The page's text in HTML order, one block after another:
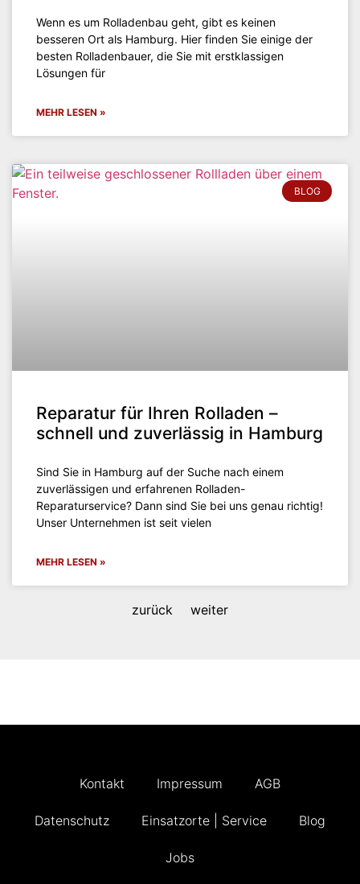
Wenn es um Rolladenbau geht, gibt es keinen
besseren Ort als Hamburg. Hier finden Sie einige der
besten Rolladenbauer, die Sie mit erstklassigen
Lösungen für
MEHR LESEN »
BLOG
Reparatur für Ihren Rolladen –
schnell und zuverlässig in Hamburg
Sind Sie in Hamburg auf der Suche nach einem
zuverlässigen und erfahrenen Rolladen-
Reparaturservice? Dann sind Sie bei uns genau richtig!
Unser Unternehmen ist seit vielen
MEHR LESEN »
zurück weiter
Kontakt Impressum AGB
Datenschutz Einsatzorte | Service Blog
Jobs